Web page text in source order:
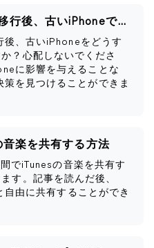
新しいiPhoneにデータを移行後、古いiPhoneですべきこと
、古いiPhoneをどうす
？心配しないでくださ
に影響を与えることな
を見つけることができま
楽を共有する方法
でiTunesの音楽を共有す
す。記事を読んだ後、
由に共有することができ